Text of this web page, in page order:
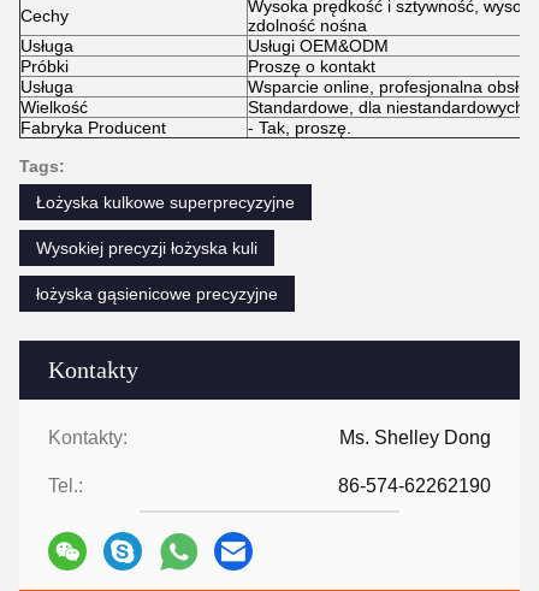
Kontakty
Kontakty: Ms. Shelley Dong
Tel.: 86-574-62262190
Cechy
Wysoka prędkość i sztywność,
zdolność nośna
Usługa
Usługi OEM&ODM
Próbki
Proszę o kontakt
Usługa
Wsparcie online, profesjonalna
Wielkość
Standardowe, dla niestandardowych
Fabryka Producent
- Tak, proszę.
Tags:
Łożyska kulkowe superprecyzyjne
Wysokiej precyzji łożyska kuli
łożyska gąsienicowe precyzyjne